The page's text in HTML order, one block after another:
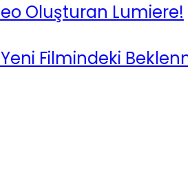
Lumiere!
Filmindeki